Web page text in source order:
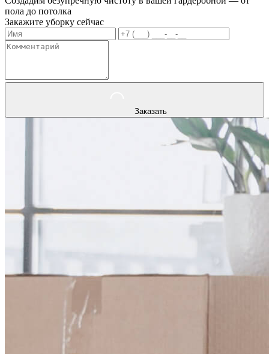
пола до потолка
Закажите уборку сейчас
Заказать